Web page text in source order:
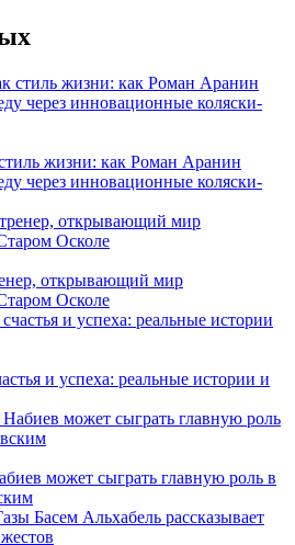
жизни: как Роман Аранин
через инновационные коляски-
открывающий мир
Осколе
и успеха: реальные истории и
может сыграть главную роль в